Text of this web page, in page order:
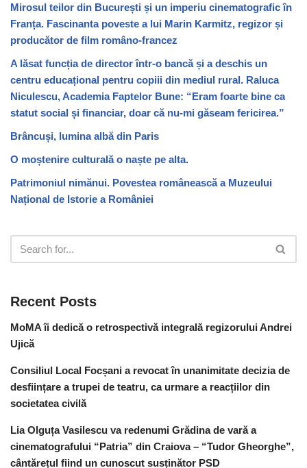
Mirosul teilor din București și un imperiu cinematografic în
Franța. Fascinanta poveste a lui Marin Karmitz, regizor și
producător de film româno-francez
A lăsat funcția de director într-o bancă și a deschis un
centru educațional pentru copiii din mediul rural. Raluca
Niculescu, Academia Faptelor Bune: “Eram foarte bine ca
statut social și financiar, doar că nu-mi găseam fericirea.”
Brâncuși, lumina albă din Paris
O moștenire culturală o naște pe alta.
Patrimoniul nimănui. Povestea românească a Muzeului
Național de Istorie a României
Recent Posts
MoMA îi dedică o retrospectivă integrală regizorului Andrei
Ujică
Consiliul Local Focșani a revocat în unanimitate decizia de
desființare a trupei de teatru, ca urmare a reacțiilor din
societatea civilă
Lia Olguța Vasilescu va redenumi Grădina de vară a
cinematografului “Patria” din Craiova – “Tudor Gheorghe”,
cântărețul fiind un cunoscut susținător PSD